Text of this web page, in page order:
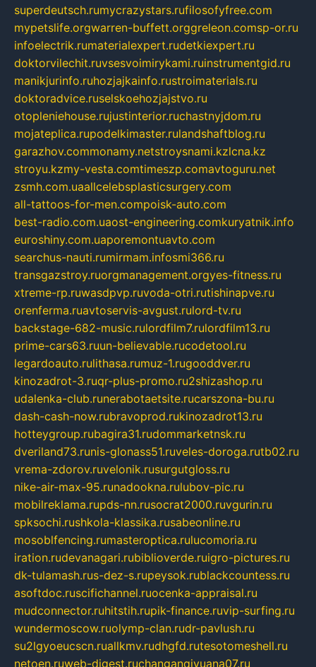
superdeutsch.rumycrazystars.rufilosofyfree.com
mypetslife.orgwarren-buffett.orggreleon.comsp-or.ru
infoelectrik.rumaterialexpert.rudetkiexpert.ru
doktorvilechit.ruvsesvoimirykami.ruinstrumentgid.ru
manikjurinfo.ruhozjajkainfo.rustroimaterials.ru
doktoradvice.ruselskoehozjajstvo.ru
otopleniehouse.rujustinterior.ruchastnyjdom.ru
mojateplica.rupodelkimaster.rulandshaftblog.ru
garazhov.commonamy.netstroysnami.kzlcna.kz
stroyu.kzmy-vesta.comtimeszp.comavtoguru.net
zsmh.com.uaallcelebsplasticsurgery.com
all-tattoos-for-men.compoisk-auto.com
best-radio.com.uaost-engineering.comkuryatnik.info
euroshiny.com.uaporemontuavto.com
searchus-nauti.rumirmam.infosmi366.ru
transgazstroy.ruorgmanagement.orgyes-fitness.ru
xtreme-rp.ruwasdpvp.ruvoda-otri.rutishinapve.ru
orenferma.ruavtoservis-avgust.rulord-tv.ru
backstage-682-music.rulordfilm7.rulordfilm13.ru
prime-cars63.ruun-believable.rucodetool.ru
legardoauto.rulithasa.rumuz-1.rugooddver.ru
kinozadrot-3.ruqr-plus-promo.ru2shizashop.ru
udalenka-club.runerabotaetsite.rucarszona-bu.ru
dash-cash-now.rubravoprod.rukinozadrot13.ru
hotteygroup.rubagira31.rudommarketnsk.ru
dveriland73.runis-glonass51.ruveles-doroga.rutb02.ru
vrema-zdorov.ruvelonik.rusurgutgloss.ru
nike-air-max-95.runadookna.rulubov-pic.ru
mobilreklama.rupds-nn.rusocrat2000.ruvgurin.ru
spksochi.rushkola-klassika.rusabeonline.ru
mosoblfencing.rumasteroptica.rulucomoria.ru
iration.rudevanagari.rubiblioverde.ruigro-pictures.ru
dk-tulamash.rus-dez-s.rupeysok.rublackcountess.ru
asoftdoc.ruscifichannel.ruocenka-appraisal.ru
mudconnector.ruhitstih.rupik-finance.ruvip-surfing.ru
wundermoscow.ruolymp-clan.rudr-pavlush.ru
su2lgyoeucscn.ruallkmv.rudhgfd.rutesotomeshell.ru
netoen.ruweb-digest.ruchanganqiyuana07.ru